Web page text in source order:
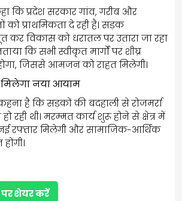
कि प्रदेश सरकार गांव, गरीब और
को प्राथमिकता दे रही है। सड़क
कर विकास को धरातल पर उतारा जा रहा
कि सभी स्वीकृत मार्गों पर शीघ्र
जिससे आमजन को राहत मिलेगी।
मिलेगा नया आयाम
है कि सड़कों की बदहाली से रोजमर्रा
हो रही थी। मरम्मत कार्य शुरू होने से क्षेत्र में
रफ्तार मिलेगी और सामाजिक-आर्थिक
शेयर करें